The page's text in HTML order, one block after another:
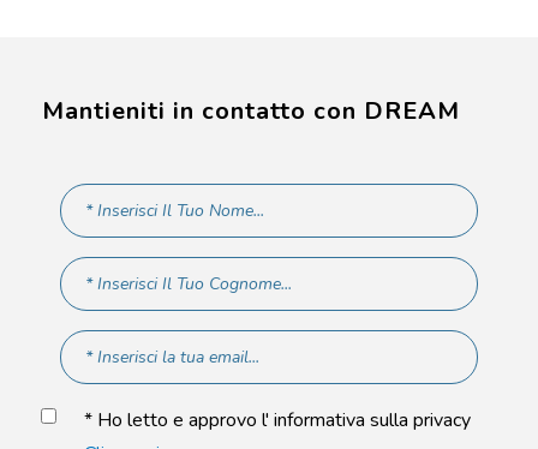
Mantieniti in contatto con DREAM
* Ho letto e approvo l' informativa sulla privacy